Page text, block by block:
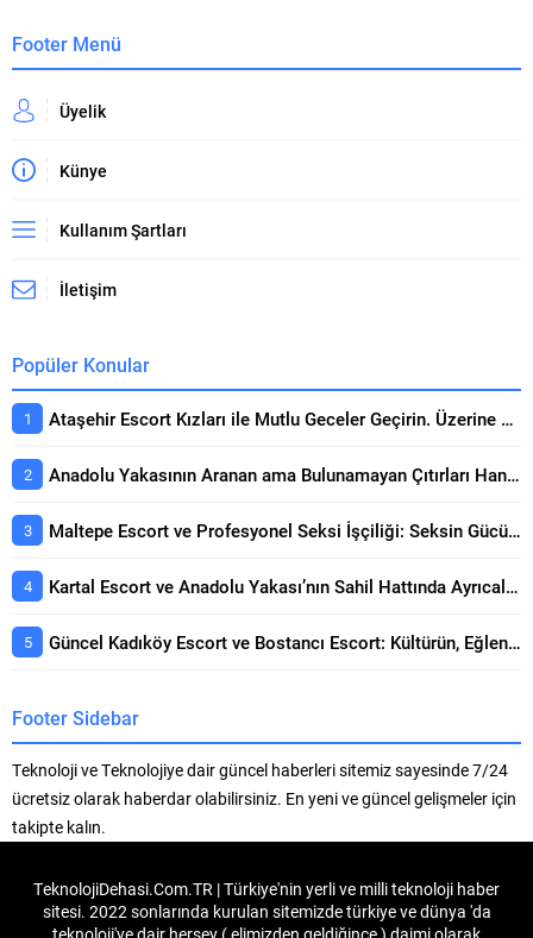
Footer Menü
Üyelik
Künye
Kullanım Şartları
İletişim
Popüler Konular
Ataşehir Escort Kızları ile Mutlu Geceler Geçirin. Üzerine Kapsamlı Bakış
Anadolu Yakasının Aranan ama Bulunamayan Çıtırları Hangi Sitelerde? Seçerken Dikkat Edilecekler
Maltepe Escort ve Profesyonel Seksi İşçiliği: Seksin Gücünün Yanında Kaliteli Keyif Rehberi
Kartal Escort ve Anadolu Yakası’nın Sahil Hattında Ayrıcalıklı Buluşmalar Konusunda Öne Çıkan Detaylar
Güncel Kadıköy Escort ve Bostancı Escort: Kültürün, Eğlencenin ve Prestijin Buluşma Noktası Rehberi
Footer Sidebar
Teknoloji ve Teknolojiye dair güncel haberleri sitemiz sayesinde 7/24
ücretsiz olarak haberdar olabilirsiniz. En yeni ve güncel gelişmeler için
takipte kalın.
TeknolojiDehasi.Com.TR | Türkiye'nin yerli ve milli teknoloji haber
sitesi. 2022 sonlarında kurulan sitemizde türkiye ve dünya 'da